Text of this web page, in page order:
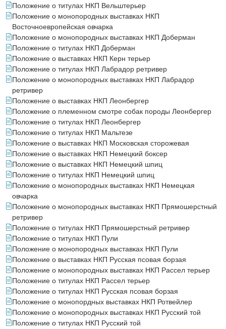
Положение о титулах НКП Вельштерьер
Положение о монопородных выставках НКП
Восточноевропейская овчарка
Положение о монопородных выставках НКП Доберман
Положение о титулах НКП Доберман
Положение о выставках НКП Керн терьер
Положение о титулах НКП Лабрадор ретривер
Положение о монопородных выставках НКП Лабрадор
ретривер
Положение о выставках НКП Леонбергер
Положение о племенном смотре собак породы Леонбергер
Положение о титулах НКП Леонбергер
Положение о титулах НКП Мальтезе
Положение о выставках НКП Московская сторожевая
Положение о выставках НКП Немецкий боксер
Положение о выставках НКП Немецкий шпиц
Положение о титулах НКП Немецкий шпиц
Положение о монопородных выставках НКП Немецкая
овчарка
Положение о монопородных выставках НКП Прямошерстный
ретривер
Положение о титулах НКП Прямошерстный ретривер
Положение о титулах НКП Пули
Положение о монопородных выставках НКП Пули
Положение о выставках НКП Русская псовая борзая
Положение о монопородных выставках НКП Рассел терьер
Положение о титулах НКП Рассел терьер
Положение о титулах НКП Русская псовая борзая
Положение о монопордных выставках НКП Ротвейлер
Положение о монопородных выставках НКП Русский той
Положение о титулах НКП Русский той